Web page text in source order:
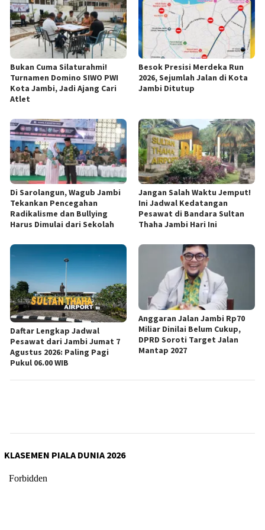
Bukan Cuma Silaturahmi!
Turnamen Domino SIWO PWI
Kota Jambi, Jadi Ajang Cari
Atlet
Besok Presisi Merdeka Run
2026, Sejumlah Jalan di Kota
Jambi Ditutup
Di Sarolangun, Wagub Jambi
Tekankan Pencegahan
Radikalisme dan Bullying
Harus Dimulai dari Sekolah
Jangan Salah Waktu Jemput!
Ini Jadwal Kedatangan
Pesawat di Bandara Sultan
Thaha Jambi Hari Ini
Daftar Lengkap Jadwal
Pesawat dari Jambi Jumat 7
Agustus 2026: Paling Pagi
Pukul 06.00 WIB
Anggaran Jalan Jambi Rp70
Miliar Dinilai Belum Cukup,
DPRD Soroti Target Jalan
Mantap 2027
KLASEMEN PIALA DUNIA 2026